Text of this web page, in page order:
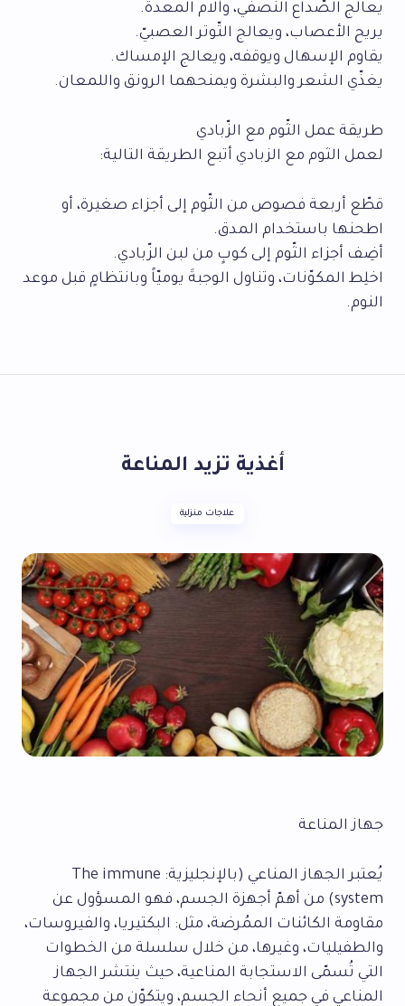
يعالج الصّداع النّصفي، وآلام المعدة.
يريح الأعصاب، ويعالج التّوتر العصبيّ.
يقاوم الإسهال ويوقفه، ويعالج الإمساك.
يغذّي الشعر والبشرة ويمنحهما الرونق واللمعان.
طريقة عمل الثّوم مع الزّبادي
لعمل الثوم مع الزبادي أتبع الطريقة التالية:
قطّع أربعة فصوص من الثّوم إلى أجزاء صغيرة، أو
اطحنها باستخدام المدق.
أضِف أجزاء الثّوم إلى كوبٍ من لبن الزّبادي.
اخلِط المكوّنات، وتناول الوجبةَ يوميّاً وبانتظامٍ قبل موعد
النوم.
أغذية تزيد المناعة
علاجات منزلية
جهاز المناعة
يُعتبر الجهاز المناعي (بالإنجليزية: The immune
system) من أهمّ أجهزة الجسم، فهو المسؤول عن
مقاومة الكائنات الممُرضة، مثل: البكتيريا، والفيروسات،
والطفيليات، وغيرها، من خلال سلسلة من الخطوات
التي تُسمّى الاستجابة المناعية، حيث ينتشر الجهاز
المناعي في جميع أنحاء الجسم، ويتكوّن من مجموعة